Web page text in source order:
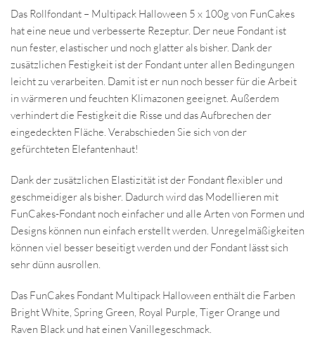
Das Rollfondant – Multipack Halloween 5 x 100g von FunCakes
hat eine neue und verbesserte Rezeptur. Der neue Fondant ist
nun fester, elastischer und noch glatter als bisher. Dank der
zusätzlichen Festigkeit ist der Fondant unter allen Bedingungen
leicht zu verarbeiten. Damit ist er nun noch besser für die Arbeit
in wärmeren und feuchten Klimazonen geeignet. Außerdem
verhindert die Festigkeit die Risse und das Aufbrechen der
eingedeckten Fläche. Verabschieden Sie sich von der
gefürchteten Elefantenhaut!
Dank der zusätzlichen Elastizität ist der Fondant flexibler und
geschmeidiger als bisher. Dadurch wird das Modellieren mit
FunCakes-Fondant noch einfacher und alle Arten von Formen und
Designs können nun einfach erstellt werden. Unregelmäßigkeiten
können viel besser beseitigt werden und der Fondant lässt sich
sehr dünn ausrollen.
Das FunCakes Fondant Multipack Halloween enthält die Farben
Bright White, Spring Green, Royal Purple, Tiger Orange und
Raven Black und hat einen Vanillegeschmack.